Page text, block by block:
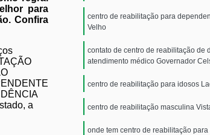
para
Confira
a
centro de reabilitação para
Velho
contato de centro de reabilitação de
atendimento médico Governador
centro de reabilitação para idosos
centro de reabilitação masculina
onde tem centro de reabilitação